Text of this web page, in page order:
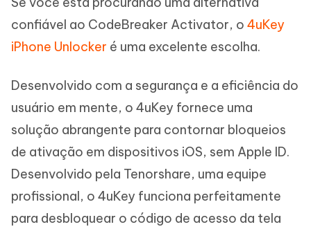
confiável ao CodeBreaker Activator, o 4uKey
iPhone Unlocker é uma excelente escolha.
Desenvolvido com a segurança e a eficiência do
usuário em mente, o 4uKey fornece uma
solução abrangente para contornar bloqueios
de ativação em dispositivos iOS, sem Apple ID.
Desenvolvido pela Tenorshare, uma equipe
profissional, o 4uKey funciona perfeitamente
para desbloquear o código de acesso da tela